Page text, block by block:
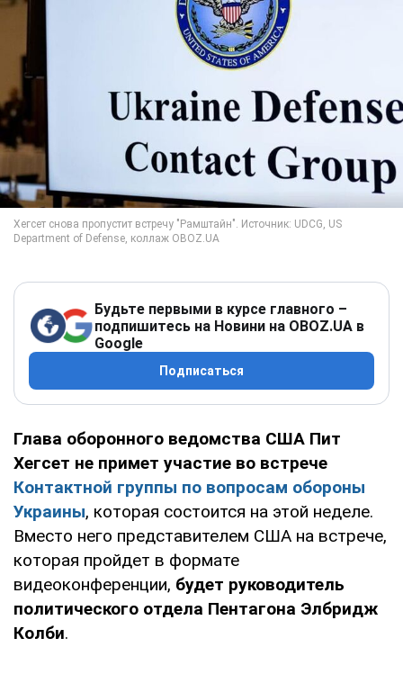
Будьте первыми в курсе главного –
подпишитесь на Новини на OBOZ.UA в
Google
Подписаться
Глава оборонного ведомства США Пит
Хегсет не примет участие во встрече
Контактной группы по вопросам обороны
Украины, которая состоится на этой неделе.
Вместо него представителем США на встрече,
которая пройдет в формате
видеоконференции, будет руководитель
политического отдела Пентагона Элбридж
Колби.